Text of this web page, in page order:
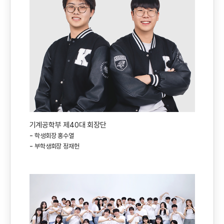
기계공학부 제40대 회장단
-학생회장 홍수열
-부학생회장 정재헌